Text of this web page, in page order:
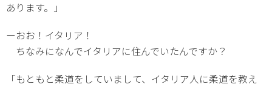
あります。」
ーおお！イタリア！
ちなみになんでイタリアに住んでいたんですか？
「もともと柔道をしていまして、イタリア人に柔道を教え